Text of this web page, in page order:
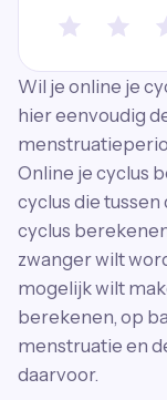
Wil je online je
hier eenvoudig
Online je cyclus
cyclus die tussen
cyclus
zwanger wilt
mogelijk wilt
berekenen, op
menstruatie en
daarvoor.